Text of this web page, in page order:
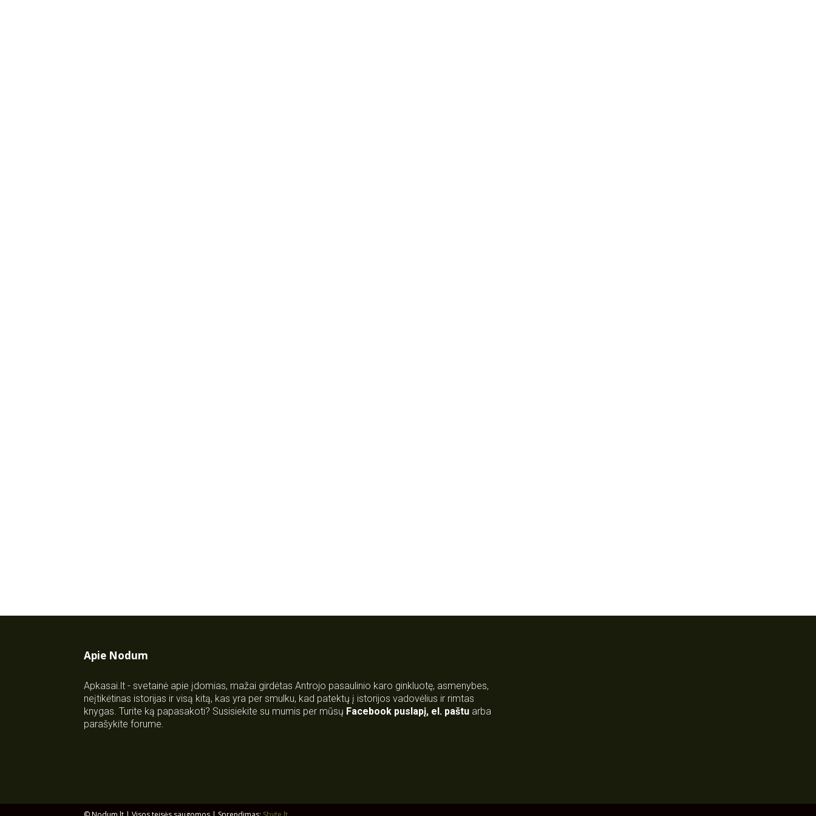
Apie Nodum
Apkasai.lt - svetainė apie įdomias, mažai girdėtas Antrojo pasaulinio karo ginkluotę, asmenybes,
neįtikėtinas istorijas ir visą kitą, kas yra per smulku, kad patektų į istorijos vadovėlius ir rimtas
knygas. Turite ką papasakoti? Susisiekite su mumis per mūsų Facebook puslapį, el. paštu arba
parašykite forume.